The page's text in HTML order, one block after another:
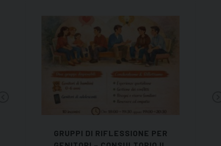
GRUPPI DI RIFLESSIONE PER